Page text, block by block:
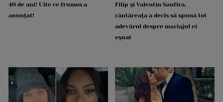
40 de ani! Uite ce frumos a
anunțat!
Filip și Valentin Sanfira,
cântăreața a decis să spună tot
adevărul despre mariajul ei
eșuat